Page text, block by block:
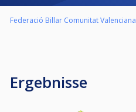
Federació Billar Comunitat Valenciana
Ergebnisse